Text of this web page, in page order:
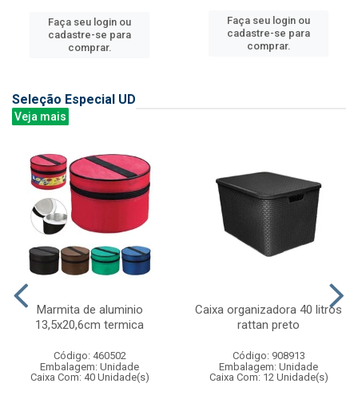
Faça seu login ou
cadastre-se para
comprar.
Faça seu login ou
cadastre-se para
comprar.
Seleção Especial UD
Veja mais
Marmita de aluminio
13,5x20,6cm termica
Código: 460502
Embalagem: Unidade
Caixa Com: 40 Unidade(s)
Caixa organizadora 40 litros
rattan preto
Código: 908913
Embalagem: Unidade
Caixa Com: 12 Unidade(s)